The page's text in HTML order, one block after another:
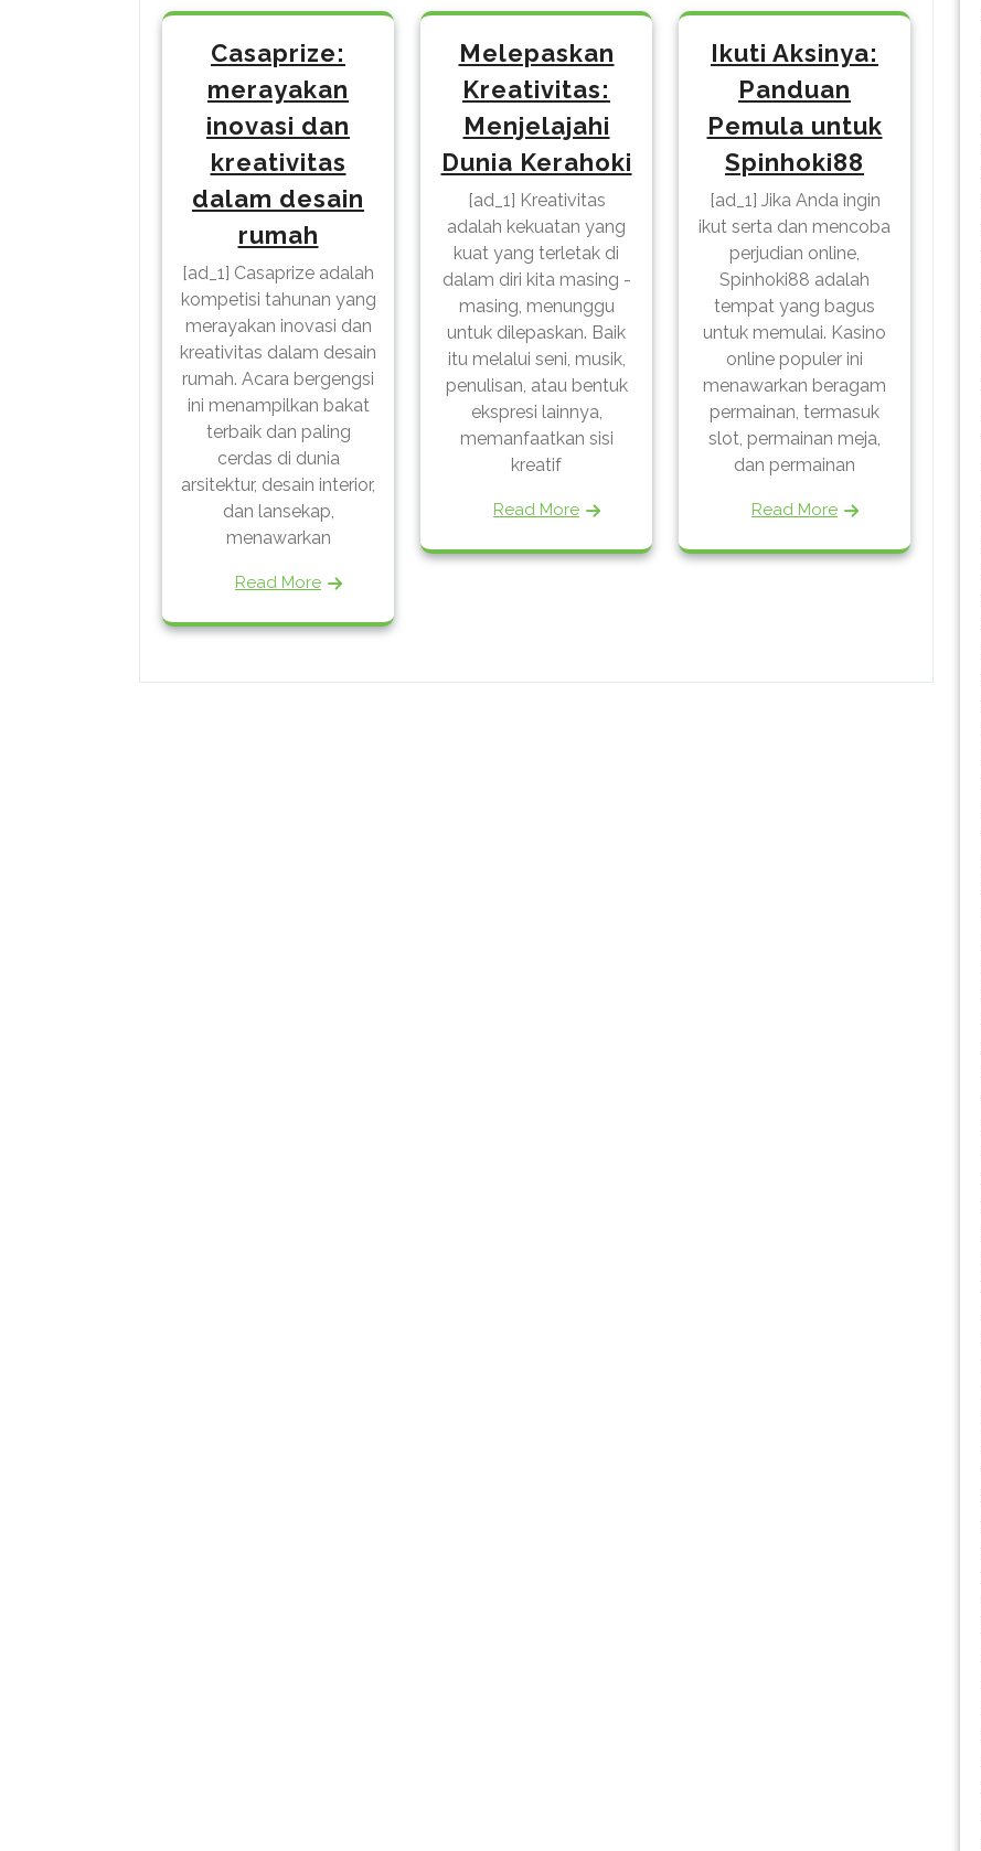
Casaprize:
merayakan
inovasi dan
kreativitas
dalam desain
rumah
[ad_1] Casaprize adalah
kompetisi tahunan yang
merayakan inovasi dan
kreativitas dalam desain
rumah. Acara bergengsi
ini menampilkan bakat
terbaik dan paling
cerdas di dunia
arsitektur, desain interior,
dan lansekap,
menawarkan
Read More
Melepaskan
Kreativitas:
Menjelajahi
Dunia Kerahoki
[ad_1] Kreativitas
adalah kekuatan yang
kuat yang terletak di
dalam diri kita masing -
masing, menunggu
untuk dilepaskan. Baik
itu melalui seni, musik,
penulisan, atau bentuk
ekspresi lainnya,
memanfaatkan sisi
kreatif
Read More
Ikuti Aksinya:
Panduan
Pemula untuk
Spinhoki88
[ad_1] Jika Anda ingin
ikut serta dan mencoba
perjudian online,
Spinhoki88 adalah
tempat yang bagus
untuk memulai. Kasino
online populer ini
menawarkan beragam
permainan, termasuk
slot, permainan meja,
dan permainan
Read More